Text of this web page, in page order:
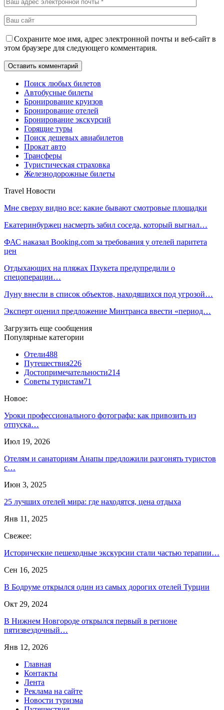
Сохраните мое имя, адрес электронной почты и веб-сайт в
этом браузере для следующего комментария.
Поиск любых билетов
Автобусные билеты
Бронирование круизов
Бронирование отелей
Бронирование экскурсий
Горящие туры
Поиск дешевых авиабилетов
Прокат авто
Трансферы
Туристическая страховка
Железнодорожные билеты
Travel Новости
Мне сверху видно все: какие бывают смотровые площадки
Екатеринбуржец насмерть забил соседа, который выгнал…
ФАС наказал Booking.com за требования у отелей паритета
цен
Отдыхающих на пляжах Пхукета предупредили о
спецоперации…
Луну внесли в список объектов, находящихся под угрозой…
Эксперт оценил предложение Минтранса ввести «период…
Загрузить еще сообщения
Популярные категории
Отели488
Путешествия226
Достопримечательности214
Советы туристам71
Новое:
Уроки профессионального фотографа: как привозить из
отпуска…
Июл 19, 2026
Отелям и санаториям Анапы предложили разгонять туристов
с…
Июн 3, 2025
25 лучших отелей мира: где находятся, цена отдыха
Янв 11, 2025
Свежее:
Исторические пешеходные экскурсии стали частью терапии…
Сен 16, 2025
В Бодруме открылся один из самых дорогих отелей Турции
Окт 29, 2024
В Нижнем Новгороде открылся первый в регионе
пятизвездочный…
Янв 12, 2026
Главная
Контакты
Лента
Реклама на сайте
Новости туризма